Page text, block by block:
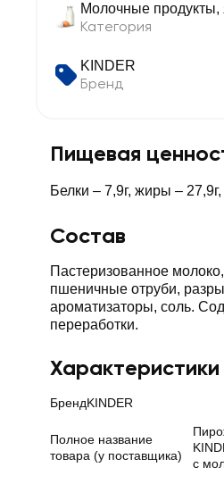
Молочные продукты,
Категория
KINDER
Бренд
Пищевая
Белки – 7,9г, жиры –
Состав
Пастеризованное
пшеничные отруби,
ароматизаторы, соль.
переработки.
Характеристики
БрендKINDER
Полное название
товара (у поставщика)
с